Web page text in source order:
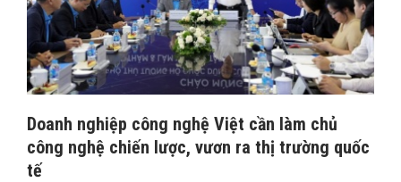
Doanh nghiệp công nghệ Việt cần làm chủ
công nghệ chiến lược, vươn ra thị trường quốc
tế